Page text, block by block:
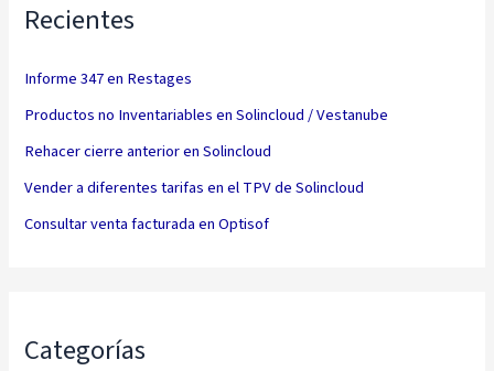
Recientes
Informe 347 en Restages
Productos no Inventariables en Solincloud / Vestanube
Rehacer cierre anterior en Solincloud
Vender a diferentes tarifas en el TPV de Solincloud
Consultar venta facturada en Optisof
Categorías